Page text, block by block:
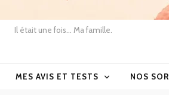
Il était une fois… Ma famille.
MES AVIS ET TESTS NOS